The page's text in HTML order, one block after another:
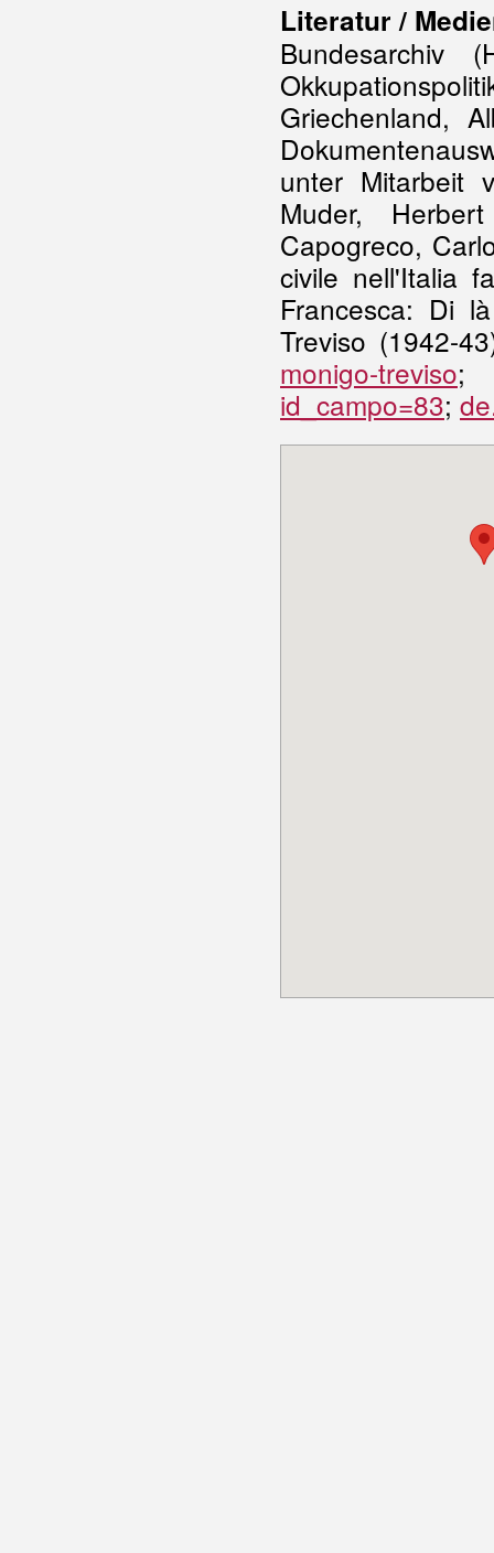
Literatur /
Bundesarchiv
Griechenland,
unter Mitarbeit
Muder,
Capogreco,
civile nell'Italia
Francesca: Di
Treviso (1942-
monigo-treviso
id_campo=83;